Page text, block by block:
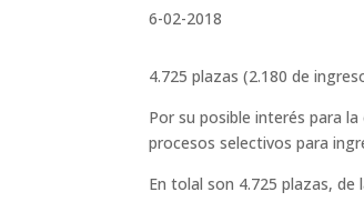
6-02-2018
4.725 plazas (2.180 de
Por su posible interés para
procesos selectivos para
En tolal son 4.725 plazas,